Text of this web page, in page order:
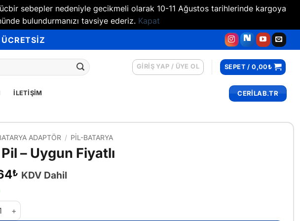
sebepler nedeniyle gecikmeli olarak 10-11 Ağustos tarihlerinde kargoya
bulundurmanızı tavsiye ederiz. Kapat
GIRIŞ YAP / ÜYE OL SEPET /0,00₺
İLETIŞIM CERİLAB.TR
ADAPTÖR / PIL-BATARYA
– Uygun Fiyatlı
₺ KDV Dahil
Uygun Fiyatlı adet